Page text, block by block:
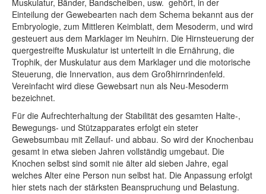
Muskulatur, Bänder, Bandscheiben, usw. gehört, in der
Einteilung der Gewebearten nach dem Schema bekannt aus der
Embryologie, zum Mittleren Keimblatt, dem Mesoderm, und wird
gesteuert aus dem Marklager im Neuhirn. Die Hirnsteuerung der
quergestreifte Muskulatur ist unterteilt in die Ernährung, die
Trophik, der Muskulatur aus dem Marklager und die motorische
Steuerung, die Innervation, aus dem Großhirnrindenfeld.
Vereinfacht wird diese Gewebsart nun als Neu-Mesoderm
bezeichnet.
Für die Aufrechterhaltung der Stabilität des gesamten Halte-,
Bewegungs- und Stützapparates erfolgt ein steter
Gewebsumbau mit Zellauf- und abbau. So wird der Knochenbau
gesamt in etwa sieben Jahren vollständig umgebaut. Die
Knochen selbst sind somit nie älter ald sieben Jahre, egal
welches Alter eine Person nun selbst hat. Die Anpassung erfolgt
hier stets nach der stärksten Beanspruchung und Belastung.